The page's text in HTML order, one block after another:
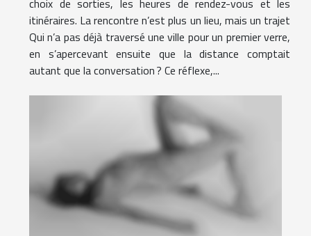
itinéraires. La rencontre n’est plus un lieu, mais un trajet
Qui n’a pas déjà traversé une ville pour un premier verre,
en s’apercevant ensuite que la distance comptait
autant que la conversation ? Ce réflexe,...